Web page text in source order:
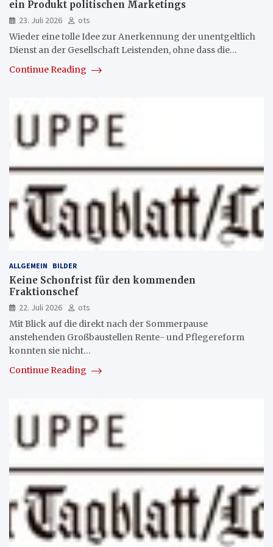
ein Produkt politischen Marketings
23. Juli 2026
ots
Wieder eine tolle Idee zur Anerkennung der unentgeltlich
Dienst an der Gesellschaft Leistenden, ohne dass die…
Continue Reading
ALLGEMEIN BILDER
Keine Schonfrist für den kommenden
Fraktionschef
22. Juli 2026
ots
Mit Blick auf die direkt nach der Sommerpause
anstehenden Großbaustellen Rente- und Pflegereform
konnten sie nicht…
Continue Reading